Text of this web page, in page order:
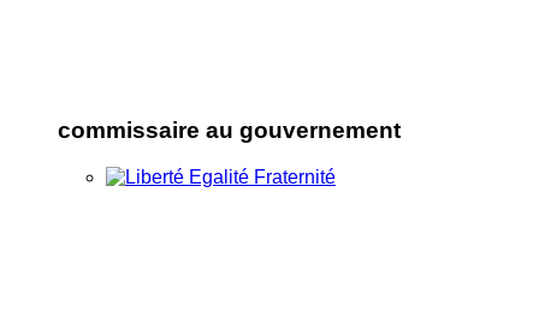
commissaire au gouvernement